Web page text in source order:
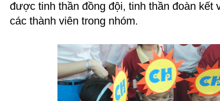
được tinh thần đồng đội, tinh thần đoàn kết
các thành viên trong nhóm.